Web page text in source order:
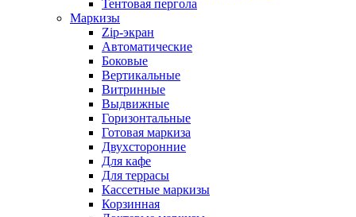
Тентовая пергола
Маркизы
Zip-экран
Автоматические
Боковые
Вертикальные
Витринные
Выдвижные
Горизонтальные
Готовая маркиза
Двухсторонние
Для кафе
Для террасы
Кассетные маркизы
Корзинная